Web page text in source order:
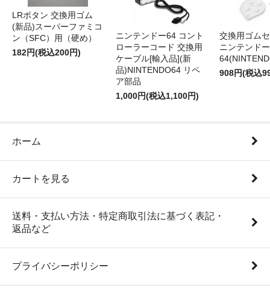
LRボタン 交換用ゴム
(新品)スーパーファミコ
ン（SFC）用（硬め）
182円(税込200円)
ニンテンドー64 コント
ローラーコード 交換用
ケーブル[輸入品](新
品)NINTENDO64 リペ
ア部品
1,000円(税込1,100円)
交換用ゴム
ニンテンドー
908円(税込
ホーム
カートを見る
送料・支払い方法・特定商取引法に基づく表記・
返品など
プライバシーポリシー